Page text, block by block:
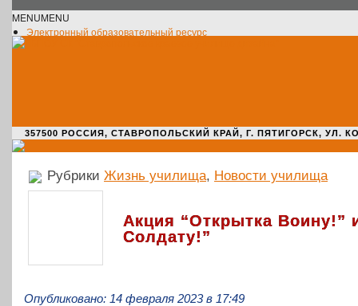
MENUMENU
Электронный образовательный ресурс
357500 РОССИЯ, СТАВРОПОЛЬСКИЙ КРАЙ, Г. ПЯТИГОРСК, УЛ.
Рубрики Жизнь училища, Новости училища
Акция “Открытка Воину!”
Солдату!”
Опубликовано: 14 февраля 2023 в 17:49